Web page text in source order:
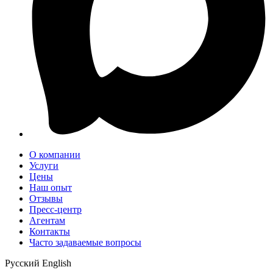
О компании
Услуги
Цены
Наш опыт
Отзывы
Пресс-центр
Агентам
Контакты
Часто задаваемые вопросы
Русский English